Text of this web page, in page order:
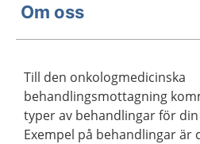
Om oss
Till den onkologmedicinska
behandlingsmottagning
typer av behandlingar för
Exempel på behandlingar är